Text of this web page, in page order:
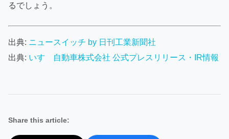
るでしょう。
出典: ニュースイッチ by 日刊工業新聞社
出典: いすゞ自動車株式会社 公式プレスリリース・IR情報
Share this article: